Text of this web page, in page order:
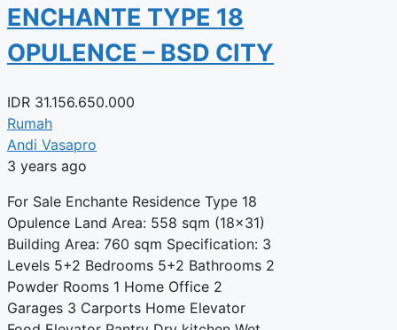
ENCHANTE TYPE 18
OPULENCE – BSD CITY
IDR 31.156.650.000
Rumah
Andi Vasapro
3 years ago
For Sale Enchante Residence Type 18
Opulence Land Area: 558 sqm (18×31)
Building Area: 760 sqm Specification: 3
Levels 5+2 Bedrooms 5+2 Bathrooms 2
Powder Rooms 1 Home Office 2
Garages 3 Carports Home Elevator